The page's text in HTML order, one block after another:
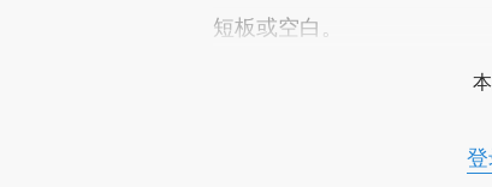
短板或空白。